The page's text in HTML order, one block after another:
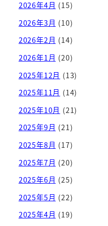
2026年4月 (15)
2026年3月 (10)
2026年2月 (14)
2026年1月 (20)
2025年12月 (13)
2025年11月 (14)
2025年10月 (21)
2025年9月 (21)
2025年8月 (17)
2025年7月 (20)
2025年6月 (25)
2025年5月 (22)
2025年4月 (19)